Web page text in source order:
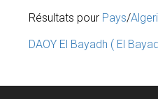
Résultats pour Pays/
DAOY El Bayadh ( El